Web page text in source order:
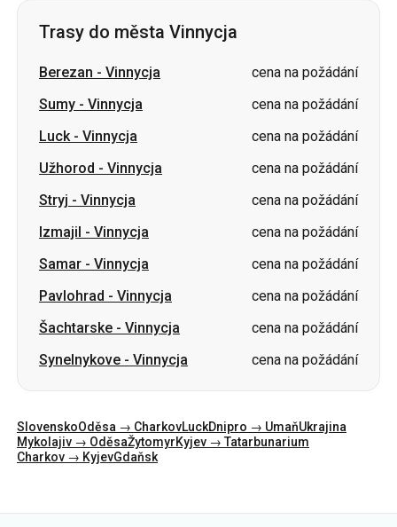
Trasy do města Vinnycja
Berezan - Vinnycja
cena na požádání
Sumy - Vinnycja
cena na požádání
Luck- Vinnycja
cena na požádání
Užhorod - Vinnycja
cena na požádání
Stryj - Vinnycja
cena na požádání
Izmajil - Vinnycja
cena na požádání
Samar - Vinnycja
cena na požádání
Pavlohrad - Vinnycja
cena na požádání
Šachtarske - Vinnycja
cena na požádání
Synelnykove - Vinnycja cena na požádání
SlovenskoOděsa → CharkovLuckDnipro → UmaňUkrajina
Mykolajiv → OděsaŽytomyrKyjev → Tatarbunarium
Charkov → KyjevGdaňsk